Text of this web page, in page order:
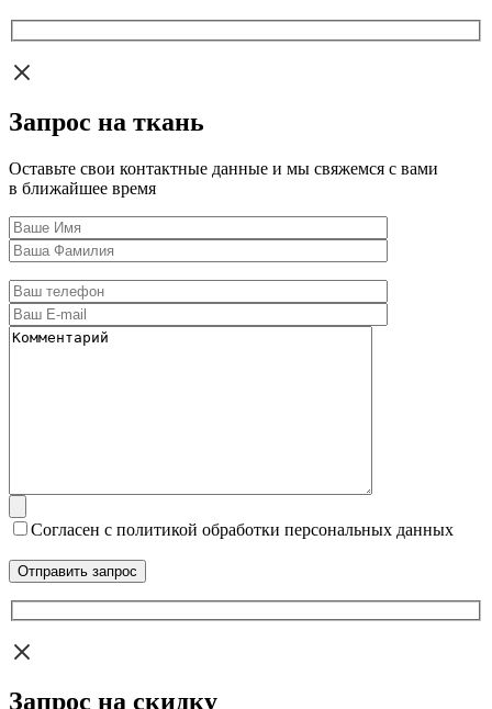
Запрос на ткань
Оставьте свои контактные данные и мы свяжемся с вами
в ближайшее время
Согласен с политикой обработки персональных данных
Запрос на скидку